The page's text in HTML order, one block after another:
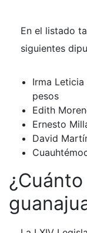
En el listado
siguientes
Irma
pesos
Edith
Ernesto
David